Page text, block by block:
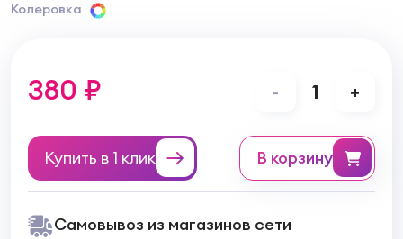
Колеровка
380 ₽ - 1 +
Купить в 1 клик в корзину
Самовывоз из магазинов сети